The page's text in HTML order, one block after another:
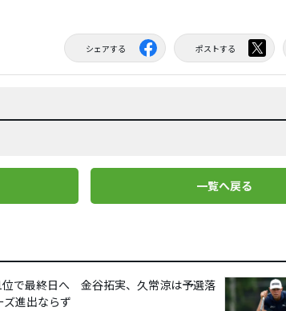
シェアする ポストする
一覧へ戻る
位で最終日へ 金谷拓実、久常涼は予選落
ズ進出ならず